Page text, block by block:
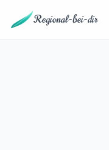
Regional-bei-dir